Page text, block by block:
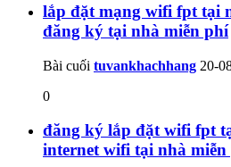
lắp đặt mạng wifi fpt tại
đăng ký tại nhà miễn phí
Bài cuối tuvankhachhang 20-
0
đăng ký lắp đặt wifi fpt
internet wifi tại nhà